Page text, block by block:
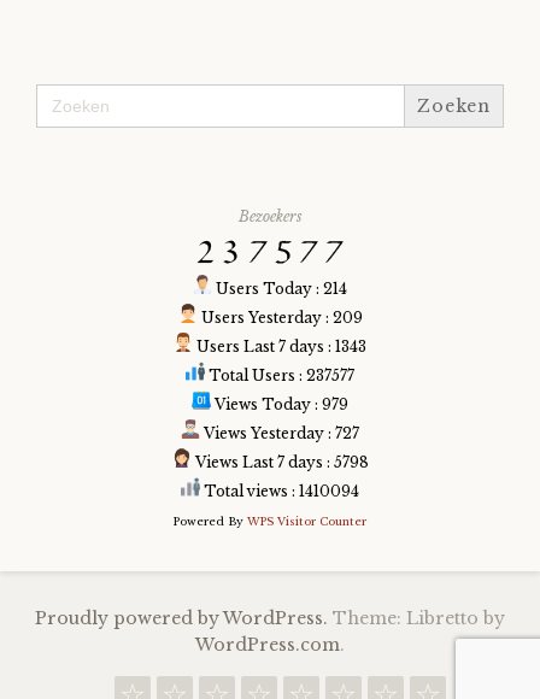
Zoek
naar:
Bezoekers
Users Today : 214
Users Yesterday : 209
Users Last 7 days : 1343
Total Users : 237577
Views Today : 979
Views Yesterday : 727
Views Last 7 days : 5798
Total views : 1410094
Powered By WPS Visitor Counter
Proudly powered by WordPress. Theme: Libretto by
WordPress.com.